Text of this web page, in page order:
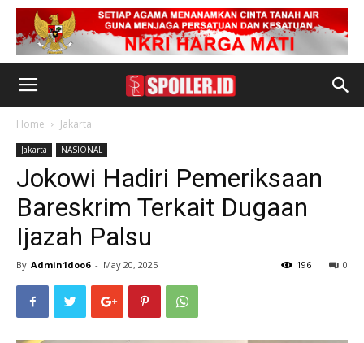
Home Jakarta
Jakarta NASIONAL
Jokowi Hadiri Pemeriksaan
Bareskrim Terkait Dugaan
Ijazah Palsu
By Admin1doo6 - May 20, 2025 0
196